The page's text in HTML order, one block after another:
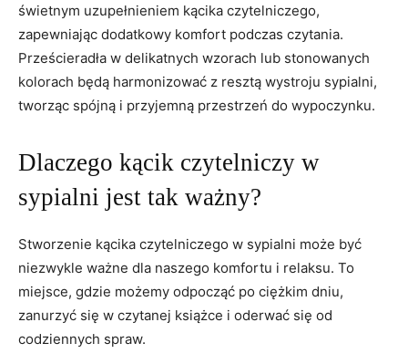
świetnym uzupełnieniem kącika⁢ czytelniczego,
zapewniając dodatkowy komfort podczas czytania.
Prześcieradła w delikatnych⁣ wzorach lub stonowanych
kolorach będą harmonizować z resztą wystroju sypialni,
tworząc spójną i⁢ przyjemną przestrzeń do ​wypoczynku.
Dlaczego kącik czytelniczy w
sypialni jest tak ⁢ważny?
Stworzenie kącika czytelniczego w sypialni ‌może być
niezwykle ważne dla​ naszego komfortu i relaksu. To
miejsce, gdzie możemy⁤ odpocząć po ciężkim dniu,
zanurzyć się w ⁤czytanej książce i oderwać się od
codziennych spraw.